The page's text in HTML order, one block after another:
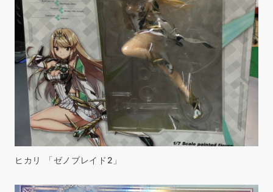
ヒカリ 「ゼノブレイド2」